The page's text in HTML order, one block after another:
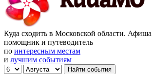
Куда сходить в Московской области. Афиша
помощник и путеводитель
по интересным местам
и лучшим событиям